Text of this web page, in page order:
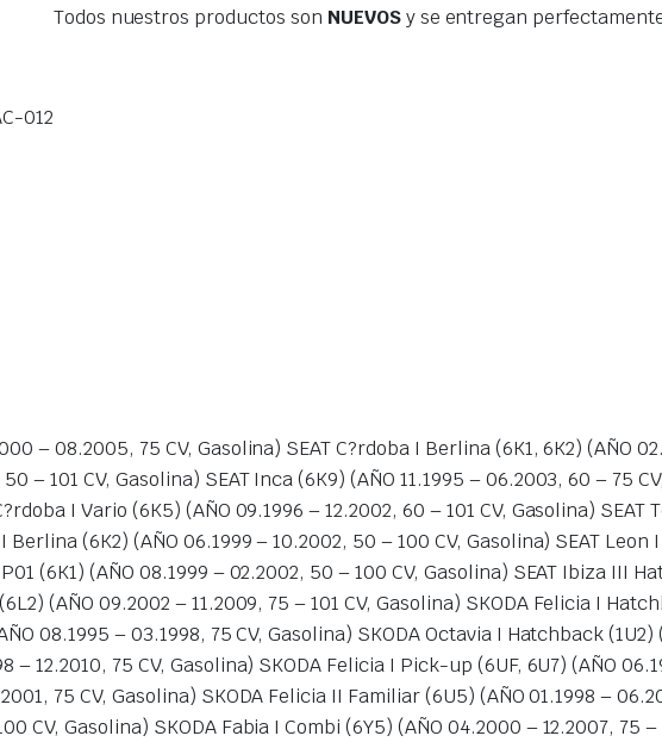
Todos nuestros productos son NUEVOSy se entregan
012
– 08.2005, 75 CV, Gasolina) SEAT C?rdoba I Berlina (6K1, 6K2) (AÑO
– 101 CV, Gasolina) SEAT Inca (6K9) (AÑO 11.1995 – 06.2003, 60 – 75
I Vario (6K5) (AÑO 09.1996 – 12.2002, 60 – 101 CV, Gasolina)
Berlina (6K2) (AÑO 06.1999 – 10.2002, 50 – 100 CV, Gasolina) SEAT Leon
(6K1) (AÑO 08.1999 – 02.2002, 50 – 100 CV, Gasolina) SEAT Ibiza III
(AÑO 09.2002 – 11.2009, 75 – 101 CV, Gasolina) SKODA Felicia I
08.1995 – 03.1998, 75 CV, Gasolina) SKODA Octavia I Hatchback (1U2)
– 12.2010, 75 CV, Gasolina) SKODA Felicia I Pick-up (6UF, 6U7) (AÑO
75 CV, Gasolina) SKODA Felicia II Familiar (6U5) (AÑO 01.1998 –
CV, Gasolina) SKODA Fabia I Combi (6Y5) (AÑO 04.2000 – 12.2007, 75